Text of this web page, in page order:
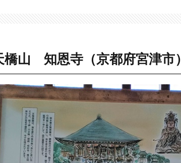
山 知恩寺（京都府宮津市）